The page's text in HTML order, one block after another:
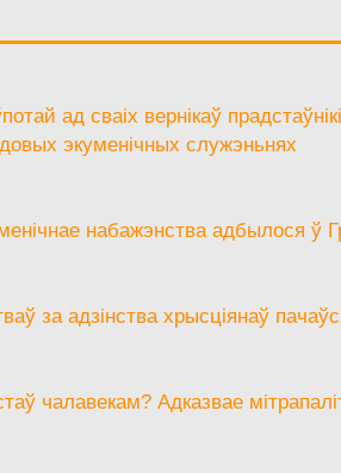
ад сваіх вернікаў
экуменічных служэньнях
набажэнства адбылося ў
за адзінства хрысціянаў
чалавекам? Адказвае